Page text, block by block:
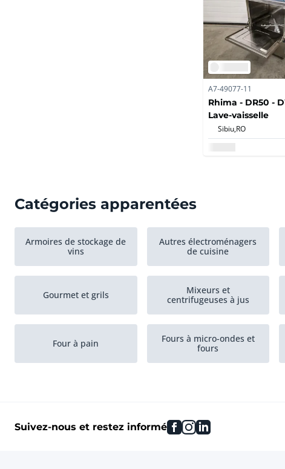
A7-49077-11
Rhima - DR50 -
Lave-vaisselle
Sibiu, RO
Catégories apparentées
Armoires de stockage de
vins
Autres électroménagers
de cuisine
Gourmet et grils
Mixeurs et
centrifugeuses à jus
Four à pain
Fours à micro-ondes et
fours
Suivez-nous et restez informé facebook
instagram
linkedin